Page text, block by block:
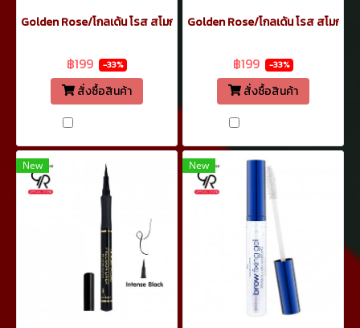
Golden Rose/โกลเด้น โรส สโมกกี้ เอฟเฟค อายเพนซิล อายไลเนอร์ ดิน
฿199 -33%
สั่งซื้อสินค้า
Golden Rose/โกลเด้น โรส สโมกกี้
฿199 -33%
สั่งซื้อสินค้า
New New